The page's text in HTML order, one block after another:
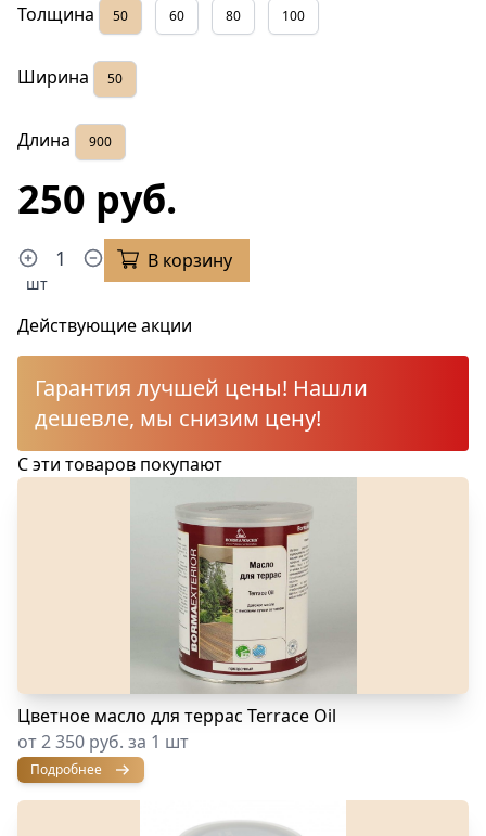
Толщина 50 60 80 100
Ширина 50
Длина 900
250 руб.
шт
В корзину
Действующие акции
Гарантия лучшей цены! Нашли
дешевле, мы снизим цену!
С эти товаров покупают
Цветное масло для террас Terrace Oil
от 2 350 руб. за 1 шт
Подробнее